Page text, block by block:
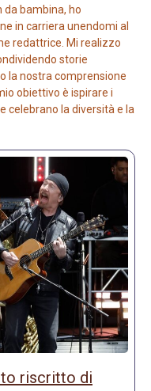
da bambina, ho
in carriera unendomi al
redattrice. Mi realizzo
storie
la nostra comprensione
obiettivo è ispirare i
celebrano la diversità e la
riscritto di